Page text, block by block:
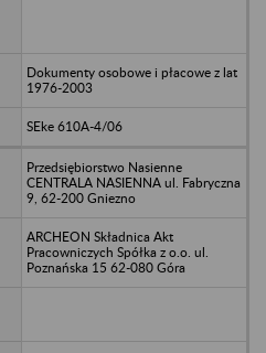
Dokumenty osobowe i płacowe z lat
1976-2003
SEke 610A-4/06
Przedsiębiorstwo Nasienne
CENTRALA NASIENNA ul. Fabryczna
9, 62-200 Gniezno
ARCHEON Składnica Akt
Pracowniczych Spółka z o.o. ul.
Poznańska 15 62-080 Góra